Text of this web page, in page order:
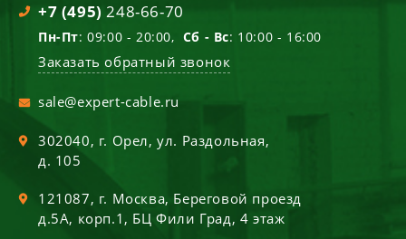
+7 (495) 248-66-70
Пн-Пт: 09:00 - 20:00, Сб - Вс: 10:00 - 16:00
Заказать обратный звонок
sale@expert-cable.ru
302040, г. Орел,ул. Раздольная,
д. 105
121087, г. Москва, Береговой проезд
д.5А, корп.1, БЦ Фили Град, 4 этаж